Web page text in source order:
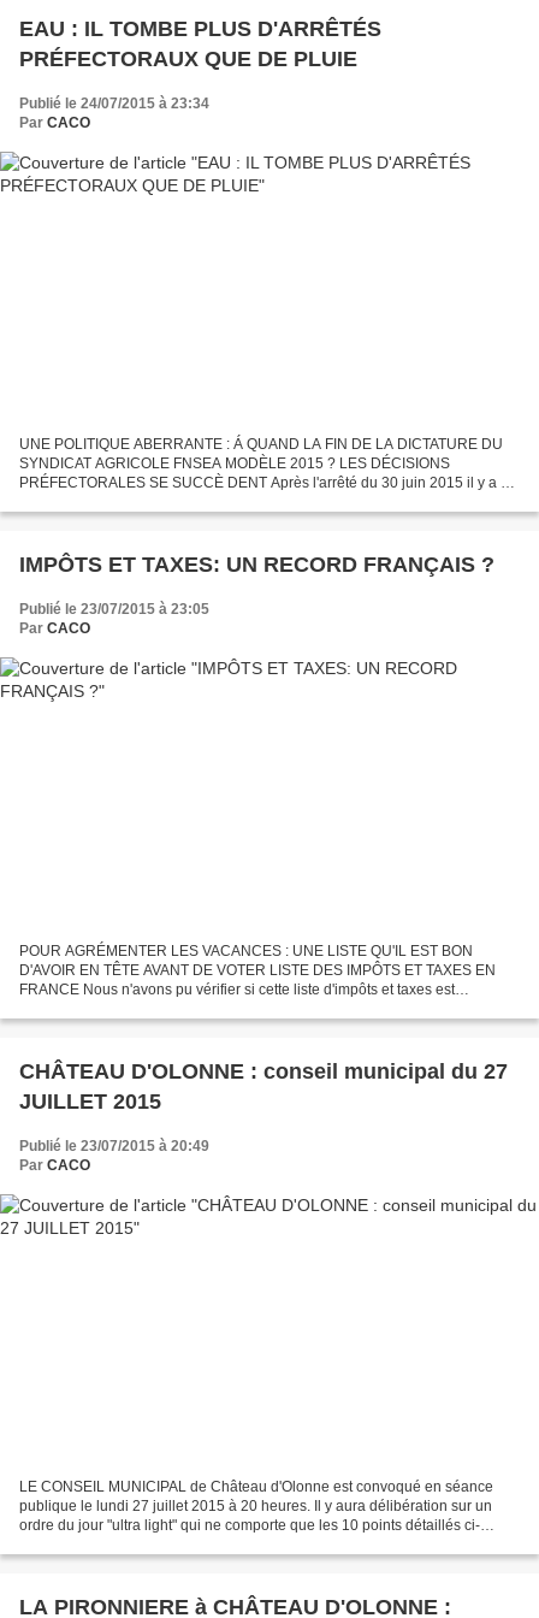
EAU : IL TOMBE PLUS D'ARRÊTÉS
PRÉFECTORAUX QUE DE PLUIE
Publié le 24/07/2015 à 23:34
Par CACO
UNE POLITIQUE ABERRANTE : Á QUAND LA FIN DE LA DICTATURE DU
SYNDICAT AGRICOLE FNSEA MODÈLE 2015 ? LES DÉCISIONS
PRÉFECTORALES SE SUCCÈ DENT Après l'arrêté du 30 juin 2015 il y a eu
réinstaurent...
IMPÔTS ET TAXES: UN RECORD FRANÇAIS ?
Publié le 23/07/2015 à 23:05
Par CACO
POUR AGRÉMENTER LES VACANCES : UNE LISTE QU'IL EST BON
D'AVOIR EN TÊTE AVANT DE VOTER LISTE DES IMPÔTS ET TAXES EN
FRANCE Nous n'avons pu vérifier si cette liste d'impôts et taxes est
CHÂTEAU D'OLONNE : conseil municipal du 27
JUILLET 2015
Publié le 23/07/2015 à 20:49
Par CACO
LE CONSEIL MUNICIPAL de Château d'Olonne est convoqué en séance
publique le lundi 27 juillet 2015 à 20 heures. Il y aura délibération sur un
ordre du jour "ultra light" qui ne comporte que les 10 points détaillés ci-
LA PIRONNIERE à CHÂTEAU D'OLONNE :